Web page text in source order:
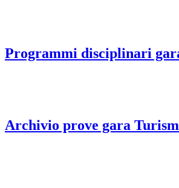
Programmi disciplinari
Archivio prove gara